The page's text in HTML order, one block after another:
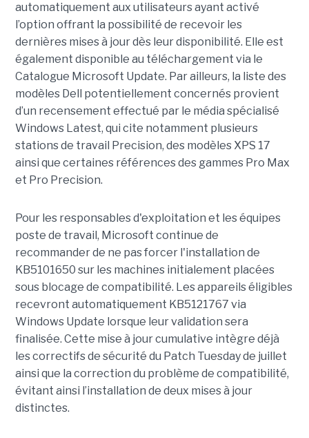
automatiquement aux utilisateurs ayant activé
l’option offrant la possibilité de recevoir les
dernières mises à jour dès leur disponibilité. Elle est
également disponible au téléchargement via le
Catalogue Microsoft Update. Par ailleurs, la liste des
modèles Dell potentiellement concernés provient
d’un recensement effectué par le média spécialisé
Windows Latest, qui cite notamment plusieurs
stations de travail Precision, des modèles XPS 17
ainsi que certaines références des gammes Pro Max
et Pro Precision.
Pour les responsables d'exploitation et les équipes
poste de travail, Microsoft continue de
recommander de ne pas forcer l'installation de
KB5101650 sur les machines initialement placées
sous blocage de compatibilité. Les appareils éligibles
recevront automatiquement KB5121767 via
Windows Update lorsque leur validation sera
finalisée. Cette mise à jour cumulative intègre déjà
les correctifs de sécurité du Patch Tuesday de juillet
ainsi que la correction du problème de compatibilité,
évitant ainsi l’installation de deux mises à jour
distinctes.